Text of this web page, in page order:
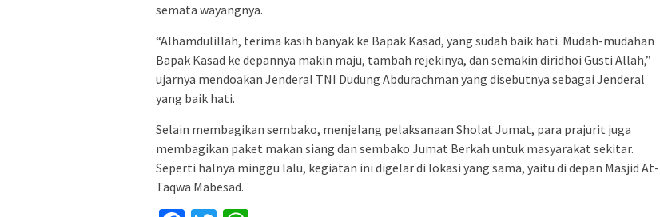
semata wayangnya.
“Alhamdulillah, terima kasih banyak ke Bapak Kasad, yang sudah baik hati. Mudah-mudahan
Bapak Kasad ke depannya makin maju, tambah rejekinya, dan semakin diridhoi Gusti Allah,”
ujarnya mendoakan Jenderal TNI Dudung Abdurachman yang disebutnya sebagai Jenderal
yang baik hati.
Selain membagikan sembako, menjelang pelaksanaan Sholat Jumat, para prajurit juga
membagikan paket makan siang dan sembako Jumat Berkah untuk masyarakat sekitar.
Seperti halnya minggu lalu, kegiatan ini digelar di lokasi yang sama, yaitu di depan Masjid At-
Taqwa Mabesad.